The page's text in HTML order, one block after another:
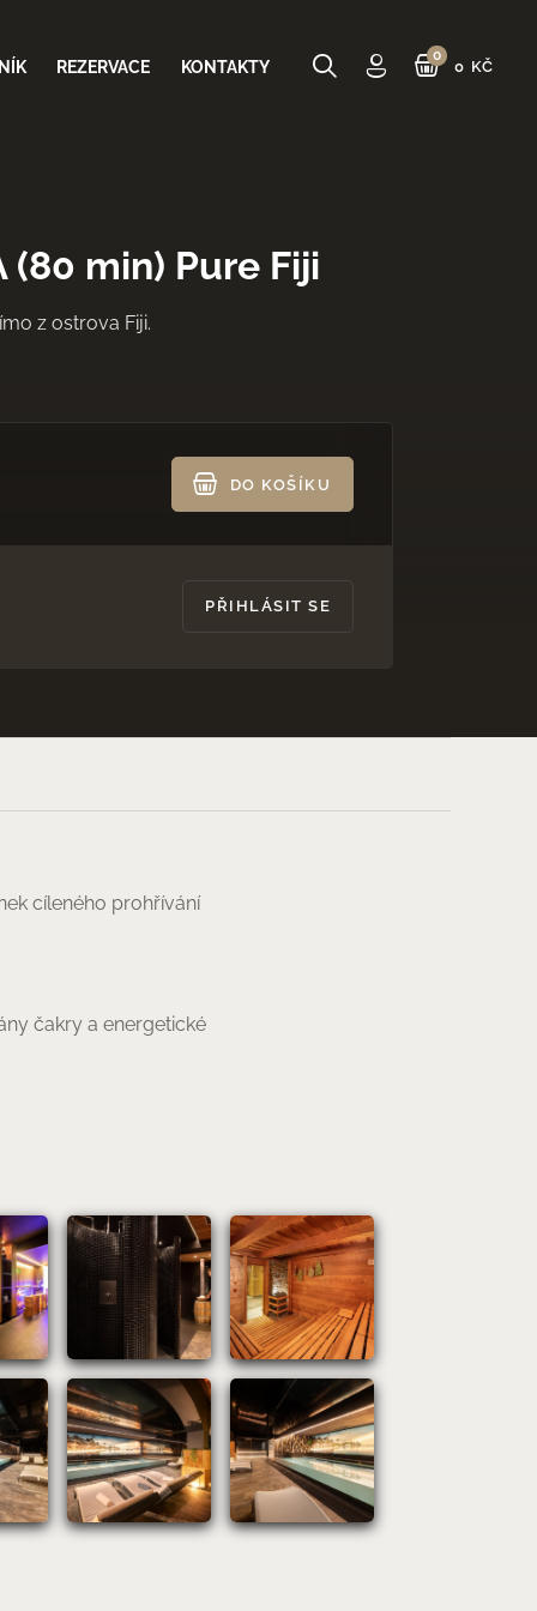
REZERVACE KONTAKTY 0 KČ
CELKEM
(80 min) Pure Fiji
z ostrova Fiji.
DO KOŠÍKU
PŘIHLÁSIT SE
cíleného prohřívání
čakry a energetické